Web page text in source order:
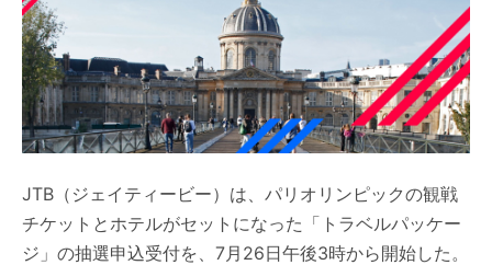
JTB（ジェイティービー）は、パリオリンピックの観戦
チケットとホテルがセットになった「トラベルパッケー
ジ」の抽選申込受付を、7月26日午後3時から開始した。